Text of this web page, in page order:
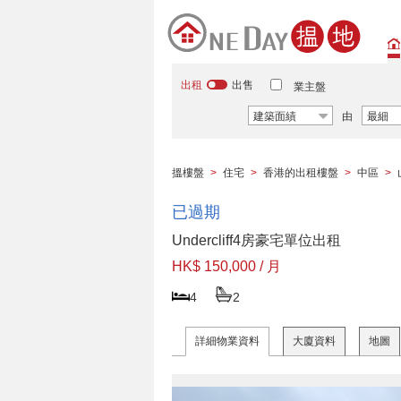
出租 出售 業主盤
建築面績 由 最細
搵樓盤 > 住宅 > 香港的出租樓盤 > 中區 >
已過期
Undercliff4房豪宅單位出租
HK$ 150,000 / 月
4 2
詳細物業資料 大廈資料 地圖